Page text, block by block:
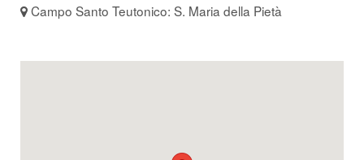
Campo Santo Teutonico: S. Maria della Pietà